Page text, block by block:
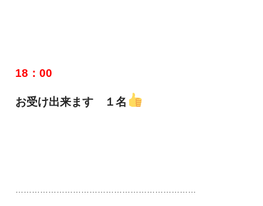
18：00
お受け出来ます １名